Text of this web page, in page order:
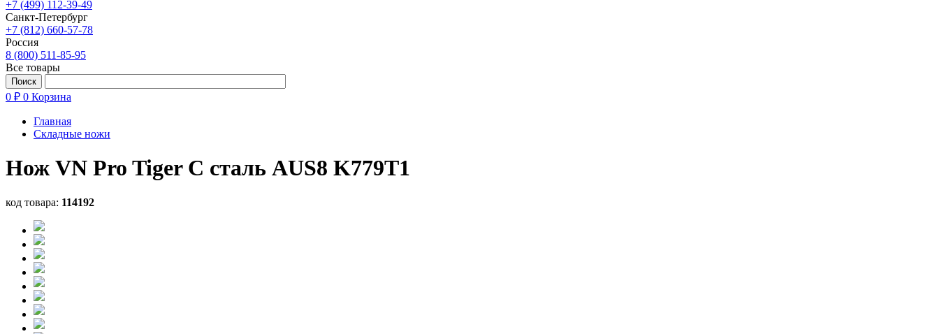
+7 (499) 112-39-49
Санкт-Петербург
+7 (812) 660-57-78
Россия
8 (800) 511-85-95
Все товары
0 ₽ 0 Корзина
Главная
Складные ножи
Нож VN Pro Tiger C сталь AUS8 K779T1
код товара: 114192